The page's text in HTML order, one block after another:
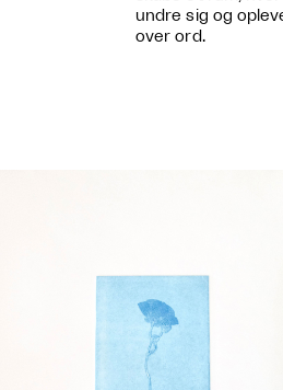
undre sig og
over ord.